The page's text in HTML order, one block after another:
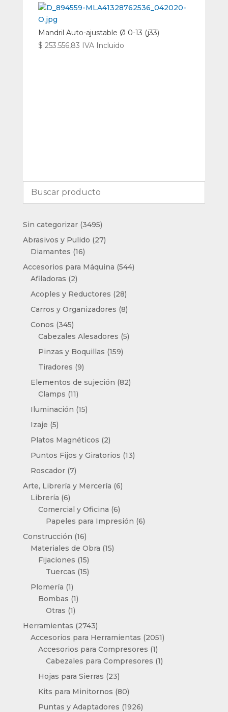
Mandril Auto-ajustable Ø 0-13 (j33)
$ 253.556,83 IVA Incluido
Sin categorizar 34953495
productos
Abrasivos y Pulido 2727
Diamantes 1616
productos
Accesorios para Máquina 544544
Afiladoras 22
productos
Acoples y Reductores 2828
productos
Carros y Organizadores 88
Conos 345345
productos
Cabezales Alesadores 55
Pinzas y Boquillas 159159
Tiradores 99
productos
Elementos de sujeción 8282
Clamps 1111
productos
Iluminación 1515
Izaje 55
productos
Platos Magnéticos 22
productos
Puntos Fijos y Giratorios 1313
Roscador 77
productos
Arte, Librería y Mercería 66
Librería 66
productos
Comercial y Oficina 66
productos
Papeles para Impresión 66
Construcción 1616
productos
Materiales de Obra 1515
Fijaciones 1515
productos
Tuercas 1515
Plomería 11
producto
Bombas 11
Otras 11
producto
Herramientas 27432743
productos
Accesorios para Herramientas 20512051
Accesorios para Compresores 11
producto
Cabezales para Compresores 11
Hojas para Sierras 2323
productos
Kits para Minitornos 8080
productos
Puntas y Adaptadores 19261926